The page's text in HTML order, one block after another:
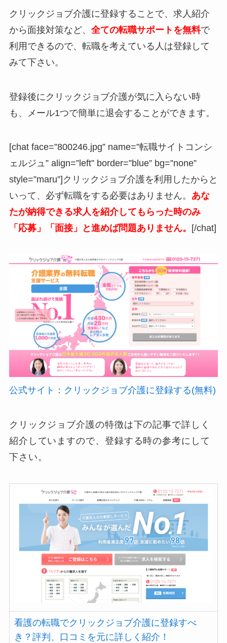
クリックジョブ介護に登録することで、求人紹介
から面接対策など、 全ての転職サポートを無料で
利用できるので、転職を考えている人は登録して
みて下さい。
登録後にクリックジョブ介護が気に入らない時
も、メール1つで簡単に退会することができます。
[chat face=”800246.jpg” name=”転職サイトコンシ
ェルジュ” align=”left” border=”blue” bg=”none”
style=”maru”]クリックジョブ介護を利用したからと
いって、 必ず転職をする必要はありません。 あな
たが納得できる求人を紹介してもらった時のみ
「応募」「面接」と進めば問題ありません。
[/chat]
公式サイト：クリックジョブ介護に登録する(無料)
クリックジョブ介護の特徴は下の記事で詳しく
紹介していますので、登録する時の参考にして
下さい。
看護の転職でクリックジョブ介護に登録すべ
き？評判、口コミを元に詳しく紹介！